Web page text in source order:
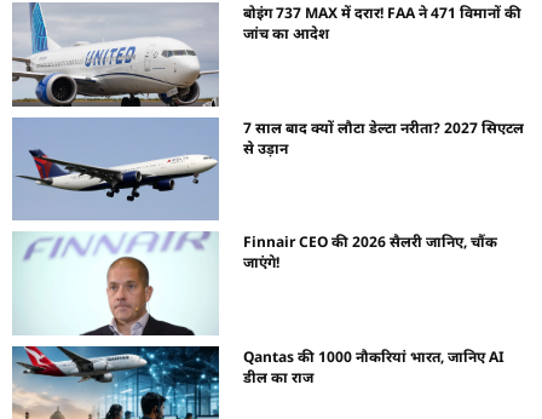
बोइंग 737 MAX में दरार! FAA ने 471 विमानों की
जांच का आदेश
7 साल बाद क्यों लौटा डेल्टा नरीता? 2027 सिएटल
से उड़ान
Finnair CEO की 2026 सैलरी जानिए, चौंक
जाएंगे!
Qantas की 1000 नौकरियां भारत, जानिए AI
डील का राज